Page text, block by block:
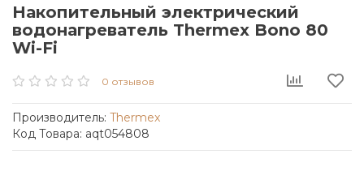
Накопительный электрический
водонагреватель Thermex Bono 80
Wi-Fi
0 отзывов
Производитель: Thermex
Код Товара: aqt054808